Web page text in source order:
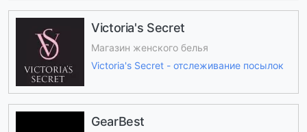
Victoria's Secret
Магазин женского белья
Victoria's Secret - отслеживание посылок
GearBest